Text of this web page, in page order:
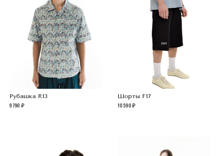
Рубашка R13
9 790
Шорты F17
10 590